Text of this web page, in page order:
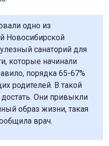
одно из
Новосибирской
санаторий для
которые начинали
порядка 65-67%
родителей. В такой
достать. Они привыкли
образ жизни, такая
врач.